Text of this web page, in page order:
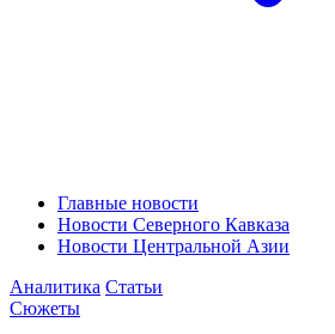
Главные новости
Новости Северного Кавказа
Новости Центральной Азии
Аналитика Статьи
Сюжеты